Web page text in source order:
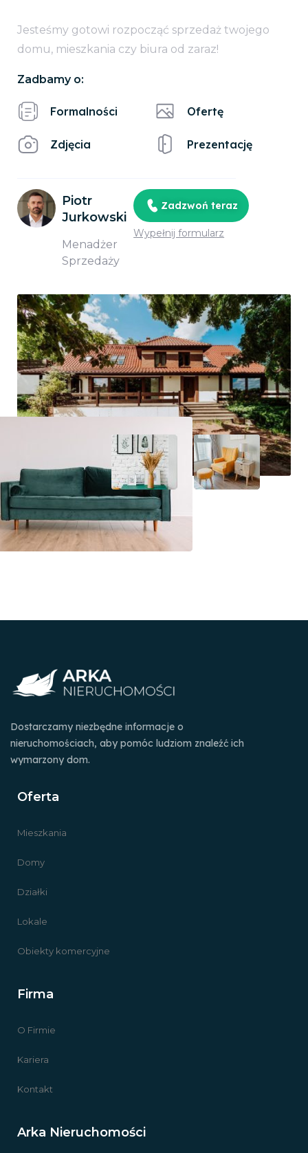
Jesteśmy gotowi rozpocząć sprzedaż twojego
domu, mieszkania czy biura od zaraz!
Zadbamy o:
Formalności
Zdjęcia
Ofertę
Prezentację
Piotr
Jurkowski
Menadżer
Sprzedaży
Zadzwoń teraz
Wypełnij formularz
Dostarczamy niezbędne informacje o
nieruchomościach, aby pomóc ludziom znaleźć ich
wymarzony dom.
Oferta
Mieszkania
Domy
Działki
Lokale
Obiekty komercyjne
Firma
O Firmie
Kariera
Kontakt
Arka Nieruchomości